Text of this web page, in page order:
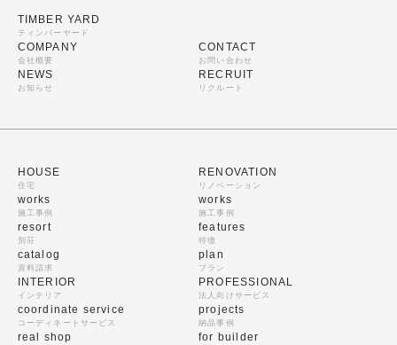
TIMBER YARD
ティンバーヤード
COMPANY
会社概要
NEWS
お知らせ
CONTACT
お問い合わせ
RECRUIT
リクルート
HOUSE
住宅
works
施工事例
resort
別荘
catalog
資料請求
RENOVATION
リノベーション
works
施工事例
features
特徴
plan
プラン
INTERIOR
インテリア
coordinate service
コーディネートサービス
real shop
PROFESSIONAL
法人向けサービス
projects
納品事例
for builder